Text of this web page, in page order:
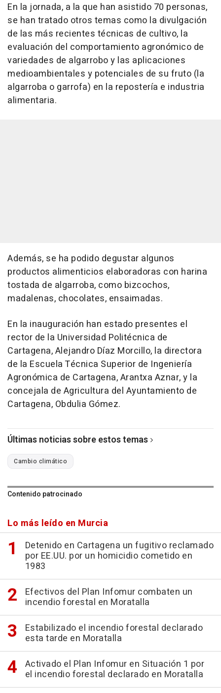
En la jornada, a la que han asistido 70 personas,
se han tratado otros temas como la divulgación
de las más recientes técnicas de cultivo, la
evaluación del comportamiento agronómico de
variedades de algarrobo y las aplicaciones
medioambientales y potenciales de su fruto (la
algarroba o garrofa) en la repostería e industria
alimentaria.
Además, se ha podido degustar algunos
productos alimenticios elaboradoras con harina
tostada de algarroba, como bizcochos,
madalenas, chocolates, ensaimadas.
En la inauguración han estado presentes el
rector de la Universidad Politécnica de
Cartagena, Alejandro Díaz Morcillo, la directora
de la Escuela Técnica Superior de Ingeniería
Agronómica de Cartagena, Arantxa Aznar, y la
concejala de Agricultura del Ayuntamiento de
Cartagena, Obdulia Gómez.
Últimas noticias sobre estos temas
Cambio climático
Contenido patrocinado
Lo más leído en Murcia
Detenido en Cartagena un fugitivo reclamado
por EE.UU. por un homicidio cometido en
1983
Efectivos del Plan Infomur combaten un
incendio forestal en Moratalla
Estabilizado el incendio forestal declarado
esta tarde en Moratalla
Activado el Plan Infomur en Situación 1 por
el incendio forestal declarado en Moratalla